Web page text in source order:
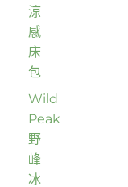
涼
感
床
包
Wild
Peak
野
峰
冰